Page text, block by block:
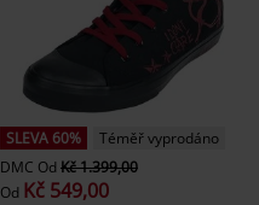
SLEVA 60%
Téměř vyprodáno
DMC Od Kč 1.399,00
Od Kč 549,00